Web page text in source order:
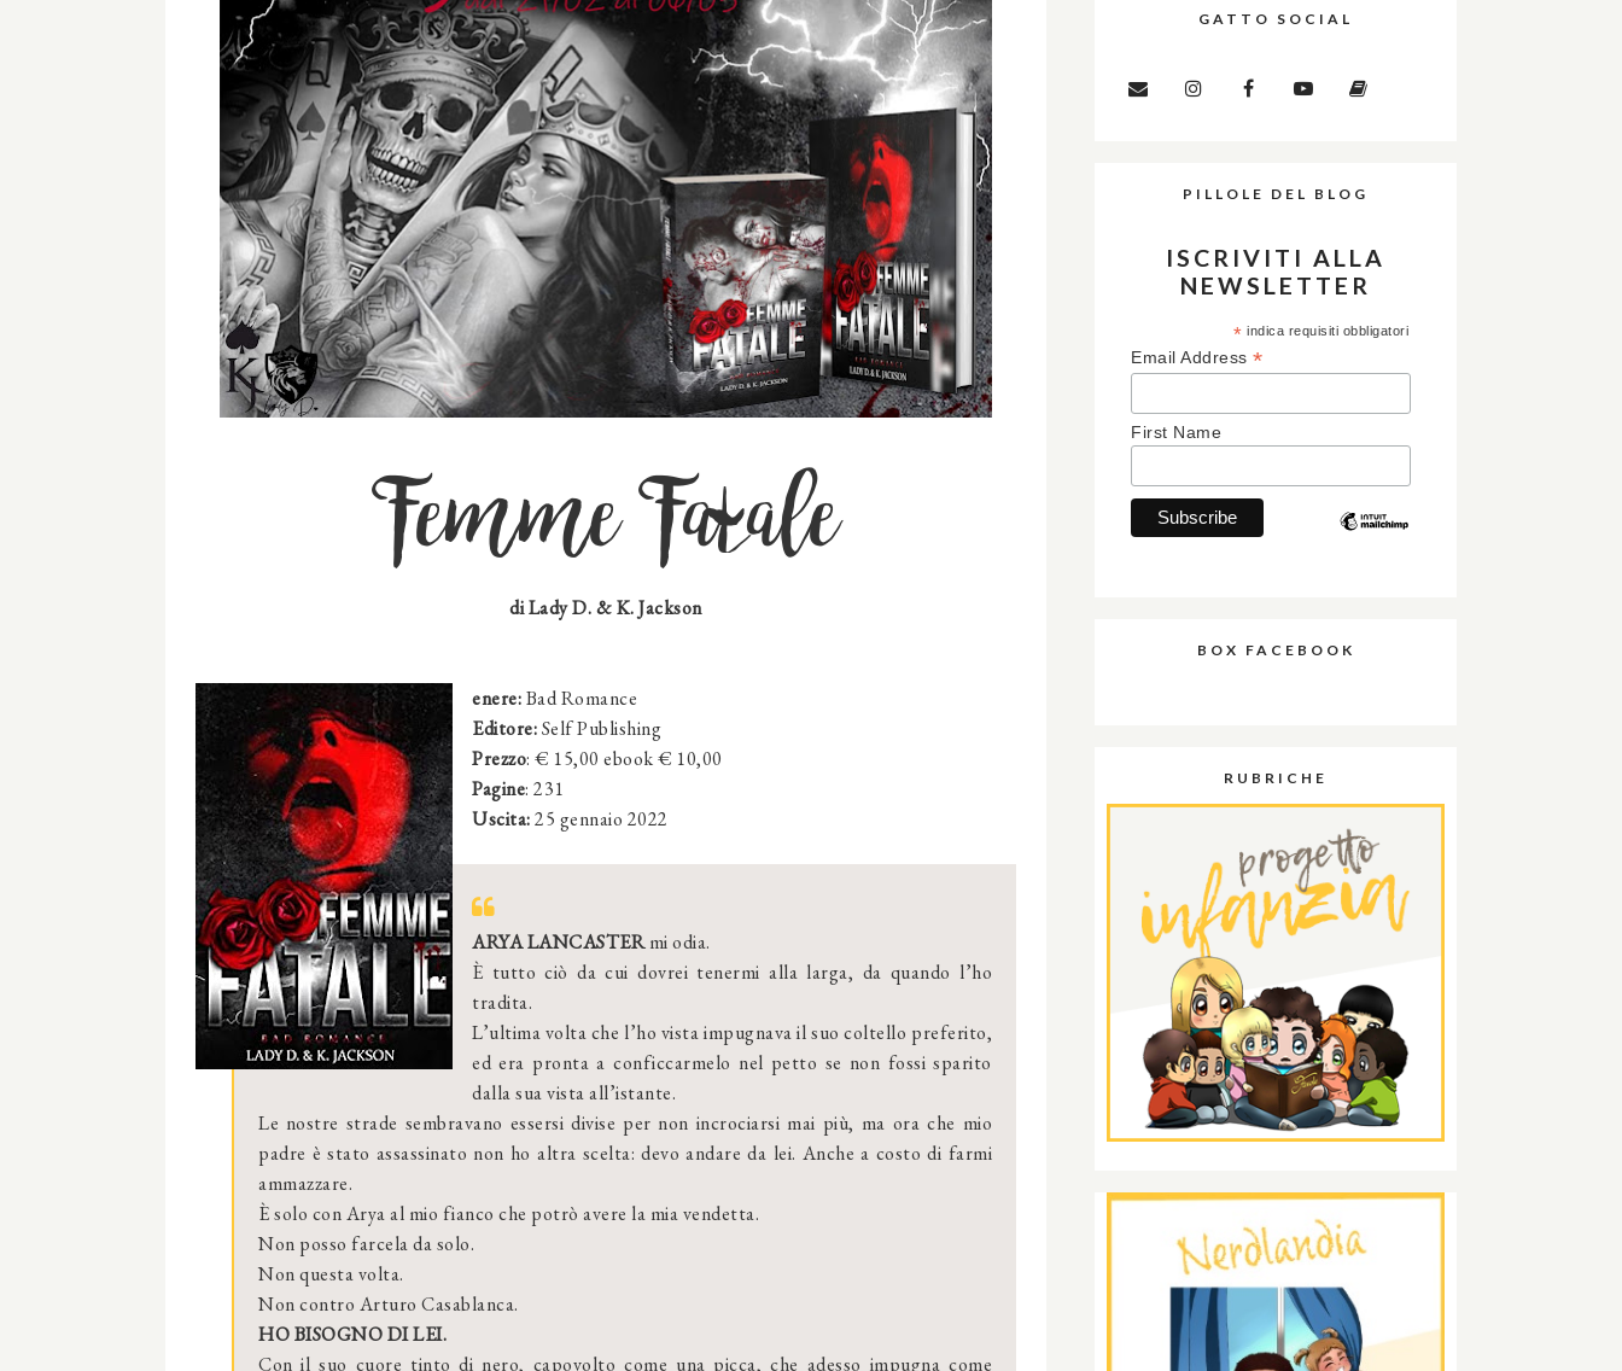
Femme Fatale
di Lady D. & K. Jackson
enere:Bad Romance
Editore:Self Publishing
Prezzo: € 15,00 ebook € 10,00
Pagine: 231
Uscita:25 gennaio 2022
ARYA LANCASTERmi odia.
È tutto ciò da cui dovrei tenermi alla larga, da quando l’ho
tradita.
L’ultima volta che l’ho vista impugnava il suo coltello preferito,
ed era pronta a conficcarmelo nel petto se non fossi sparito
dalla sua vista all’istante.
Le nostre strade sembravano essersi divise per non incrociarsi mai più, ma ora che mio
padre è stato assassinato non ho altra scelta: devo andare da lei. Anche a costo di farmi
ammazzare.
È solo con Arya al mio fianco che potrò avere la mia vendetta.
Non posso farcela da solo.
Non questa volta.
Non contro Arturo Casablanca.
HO BISOGNO DI LEI.
Con il suo cuore tinto di nero, capovolto come una picca, che adesso impugna come
GATTO SOCIAL
PILLOLE DEL BLOG
ISCRIVITI ALLA
NEWSLETTER
* indica requisiti obbligatori
Email Address *
First Name
BOX FACEBOOK
RUBRICHE